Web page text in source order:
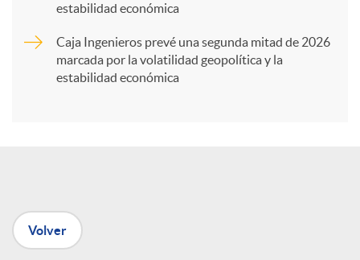
e
estabilidad económica
Caja Ingenieros prevé una segunda mitad de 2026
marcada por la volatilidad geopolítica y la
estabilidad económica
Volver